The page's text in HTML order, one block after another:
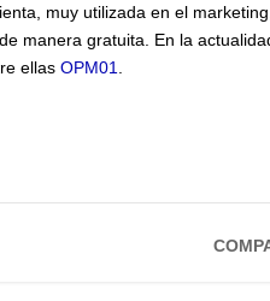
muy utilizada en el
manera gratuita. En la
ellasOPM01